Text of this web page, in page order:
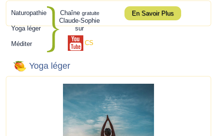
Naturopathie
Yoga léger
Méditer
Chaîne gratuite
Claude-Sophie
sur
CS
En Savoir Plus
Yoga léger